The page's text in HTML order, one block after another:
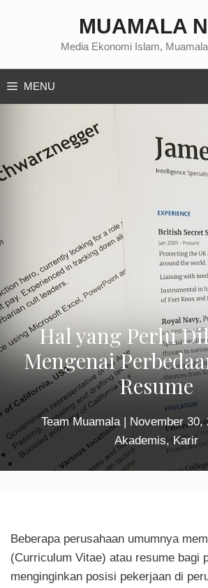
MUAMALA
Media Ekonomi Islam,
MENU
Hal yang Perlu
Mengenai
Resume
Team Muamala | November 30,
Akademis,Karir
Beberapa perusahaan umumnya
(Curriculum Vitae) atau resume bagi
menginginkan posisi pekerjaan di